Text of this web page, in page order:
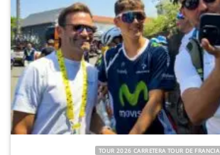
TOUR 2026 CARRETERA TOUR DE FRANCIA